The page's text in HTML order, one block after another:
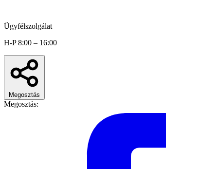
Ügyfélszolgálat
H-P 8:00 – 16:00
Megosztás
Megosztás: